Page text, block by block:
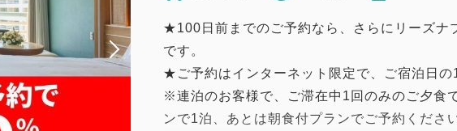
★100日前までのご予約なら、さらにリーズナ
です。
★ご予約はインターネット限定で、ご宿泊日の
※連泊のお客様で、ご滞在中1回のみのご夕食
ンで1泊、あとは朝食付プランでご予約ください